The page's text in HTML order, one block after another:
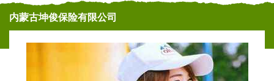
内蒙古坤俊保险有限公司